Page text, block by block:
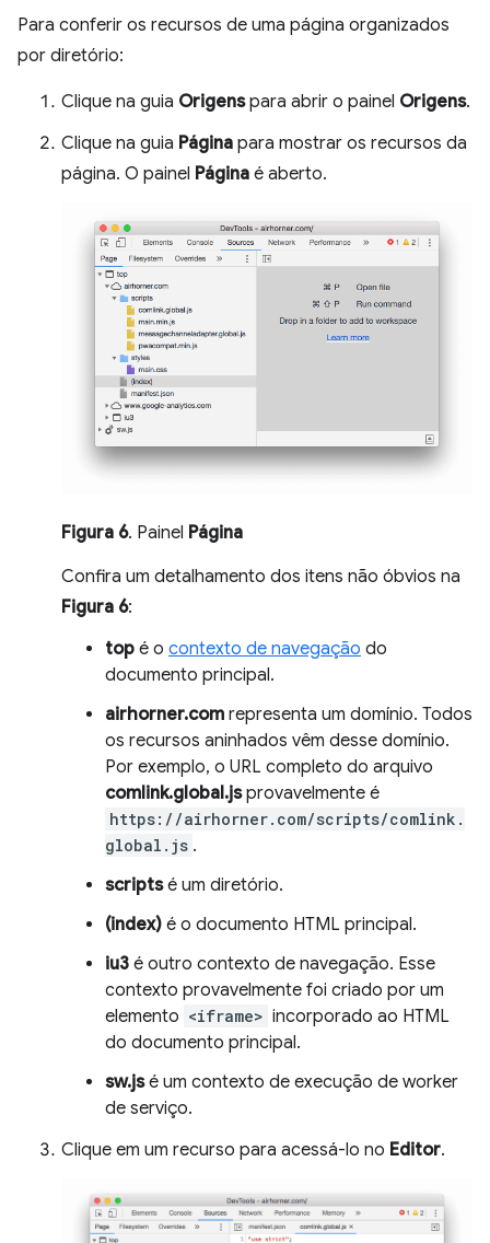
Para conferir os recursos de uma página organizados
por diretório:
Clique na guia Origenspara abrir o painel Origens.
Clique na guia Página para mostrar os recursos da
página. O painel Página é aberto.
Figura 6. Painel Página
Confira um detalhamento dos itens não óbvios na
Figura 6:
top é o contexto de navegação do
documento principal.
airhorner.com representa um domínio. Todos
os recursos aninhados vêm desse domínio.
Por exemplo, o URL completo do arquivo
comlink.global.jsprovavelmente é
https://airhorner.com/scripts/comlink.
global.js .
scriptsé um diretório.
(index) é o documento HTML principal.
iu3 é outro contexto de navegação. Esse
contexto provavelmente foi criado por um
elemento <iframe> incorporado ao HTML
do documento principal.
sw.jsé um contexto de execução de worker
de serviço.
Clique em um recurso para acessá-lo no Editor.